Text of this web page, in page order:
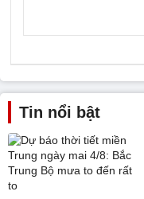
Tin nổi bật